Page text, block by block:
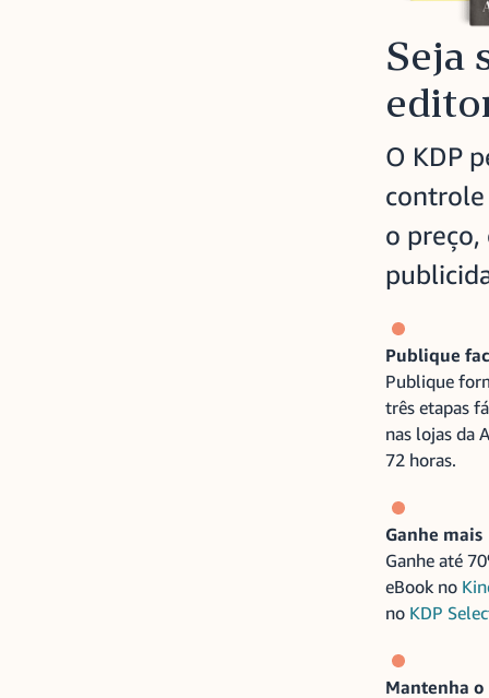
Seja
O KDP
controle
o preço,
Publique
Publique
três etapas
nas lojas da
72 horas.
Ganhe mais
Ganhe até
eBook no
no KDP
Mantenha